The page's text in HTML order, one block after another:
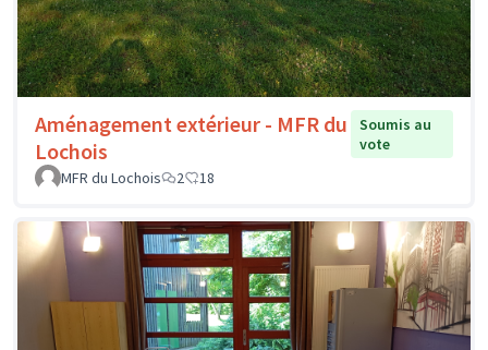
Aménagement extérieur - MFR du
Lochois
Soumis au
vote
MFR du Lochois
2 18